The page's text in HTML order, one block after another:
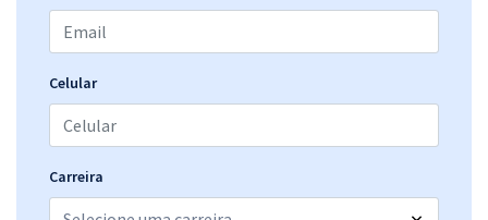
Celular
Carreira